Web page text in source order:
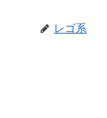
レゴ系